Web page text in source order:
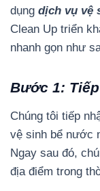
dụng dịch vụ vệ
Clean Up triển
nhanh gọn như
Bước 1:
Chúng tôi tiếp
vệ sinh bể nước
Ngay sau đó,
địa điểm trong